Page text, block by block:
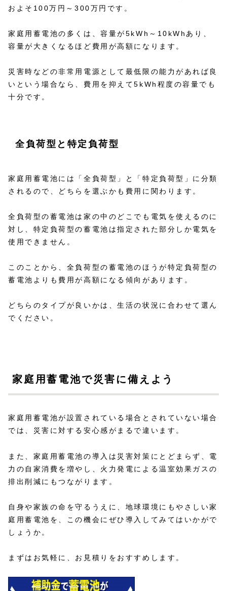
およそ100万円～300万円です。
家庭用蓄電池の多くは、容量が5kWh～10kWhあり、
容量が大きくなるほど費用が高額になります。
災害時などの非常用電源として最低限の能力があれば良
いという場合なら、費用を抑えて5kWh程度の容量でも
十分です。
全負荷型と特定負荷型
家庭用蓄電池には「全負荷型」と「特定負荷型」に分類
されるので、どちらを選ぶかも費用に関わります。
全負荷型の蓄電池は家の中のどこでも電気を使えるのに
対し、特定負荷型の蓄電池は指定された部分しか電気を
使用できません。
このことから、全負荷型の蓄電池のほうが特定負荷型の
蓄電池よりも費用が高額になる傾向があります。
どちらのタイプが良いかは、生活の状況に合わせて選ん
でください。
家庭用蓄電池で災害に備えよう
家庭用蓄電池が設置されている場合とされていない場合
では、災害に対する安心感がまるで違います。
また、家庭用蓄電池の導入は災害対策にとどまらず、電
力の自家消費を増やし、火力発電による温室効果ガスの
排出削減にもつながります。
自身や家族の命を守るうえに、地球環境にもやさしい家
庭用蓄電池を、この機会にぜひ導入してみてはいかがで
しょうか。
まずはお気軽に、お見積りをおすすめします。